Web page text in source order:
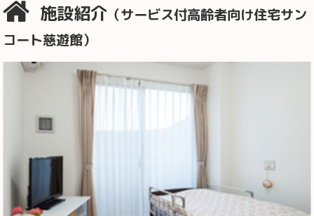
施設紹介 （サービス付高齢者向け住宅サン
コート慈遊館）